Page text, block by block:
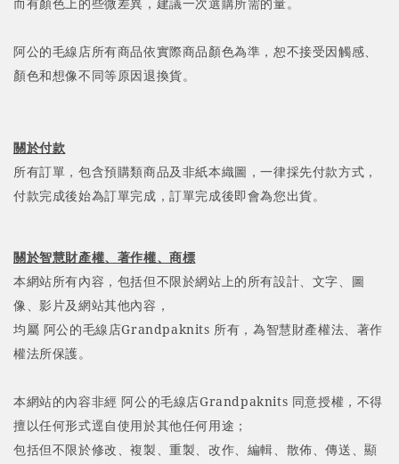
阿公的毛線店所有商品依實際商品顏色為準，恕不接受因觸感、
顏色和想像不同等原因退換貨。
關於付款
所有訂單，包含預購類商品及非紙本織圖，一律採先付款方式，
付款完成後始為訂單完成，訂單完成後即會為您出貨。
關於智慧財產權、著作權、商標
本網站所有內容，包括但不限於網站上的所有設計、文字、圖
像、影片及網站其他內容，
均屬 阿公的毛線店Grandpaknits 所有，為智慧財產權法、著作
權法所保護。
本網站的內容非經 阿公的毛線店Grandpaknits 同意授權，不得
擅以任何形式逕自使用於其他任何用途；
包括但不限於修改、複製、重製、改作、編輯、散佈、傳送、顯